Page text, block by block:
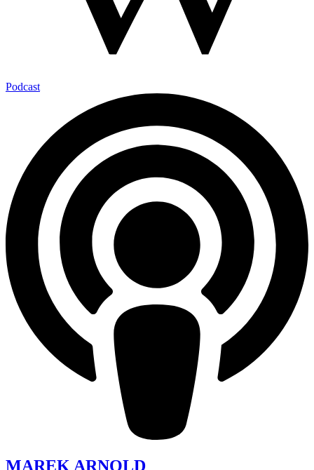
Podcast
MAREK ARNOLD